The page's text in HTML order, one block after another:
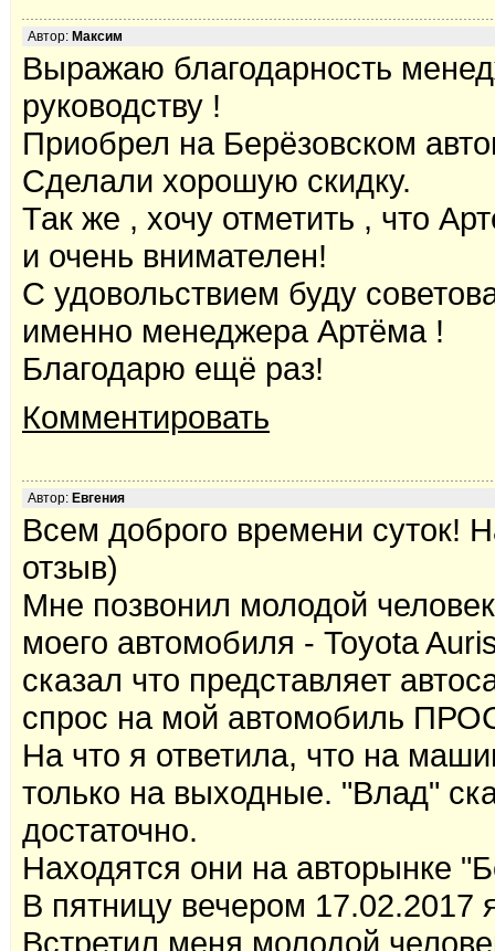
Автор: Максим
Выражаю благодарность
руководству !
Приобрел на Берёзовском
Сделали хорошую скидку.
Так же , хочу отметить , что
и очень внимателен!
С удовольствием буду
именно менеджера Артёма !
Благодарю ещё раз!
Комментировать
Автор: Евгения
Всем доброго времени суток!
отзыв)
Мне позвонил молодой
моего автомобиля - Toyota
сказал что представляет
спрос на мой автомобиль
На что я ответила, что на
только на выходные. "Влад"
достаточно.
Находятся они на авторынке
В пятницу вечером 17.02.2017
Встретил меня молодой